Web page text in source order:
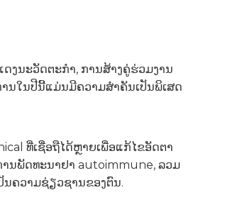
ງນະວັດຕະກໍາ, ການສ້າງຄູ່ຮ່ວມງານ
ນໃນປີນີ້ແມ່ນມີຄວາມສໍາຄັນເປັນພິເສດ
ທີ່ເຊື່ອຖືໄດ້ຫຼາຍເພື່ອແກ້ໄຂອັດຕາ
ານພັດທະນາຢາ autoimmune, ລວມ
ນຄວາມຊ່ຽວຊານຂອງຕົນ.